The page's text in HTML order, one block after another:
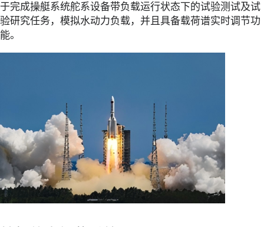
于完成操艇系统舵系设备带负载运行状态下的试验测试及试
验研究任务，模拟水动力负载，并且具备载荷谱实时调节功
能。